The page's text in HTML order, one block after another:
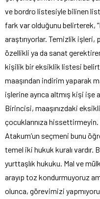
ve bordro listesiyle bilinen
fark var olduğunu belirterek,
araştırıyorlar. Temizlik işleri,
özellikli ya da sanat
kişilik bir eksiklik listesi
maaşından indirim yaparak
işlerine ayrıca altmış kişi işe
Birincisi, maaşınızdaki
çocuklarınıza
Atakum’un seçmeni bunu
temel iki hukuk kuralı
yurttaşlık hukuku. Mal ve
arayıp toz kondurmuyoruz
olunca, görevimizi